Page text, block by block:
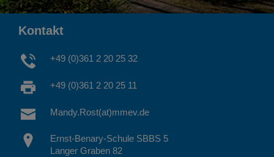
Kontakt
+49 (0)361 2 20 25 32
+49 (0)361 2 20 25 11
Mandy.Rost(at)mmev.de
Ernst-Benary-Schule SBBS 5
Langer Graben 82